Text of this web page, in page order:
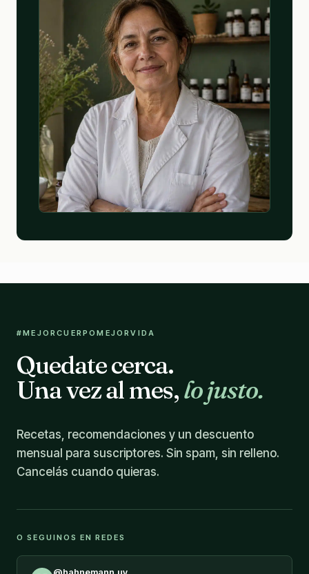
#MEJORCUERPOMEJORVIDA
Quedate cerca.
Una vez al mes,lo justo.
Recetas, recomendaciones y un descuento
mensual para suscriptores. Sin spam, sin relleno.
Cancelás cuando quieras.
O SEGUINOS EN REDES